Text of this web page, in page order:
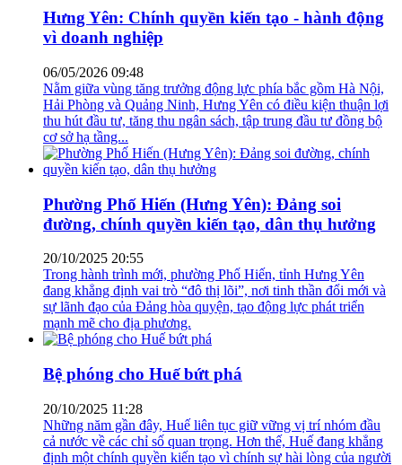
06/05/2026 09:48
Nằm giữa vùng tăng trưởng động lực phía bắc gồm Hà Nội,
thu hút đầu tư, tăng thu ngân sách, tập trung đầu tư đồng bộ
cơ sở hạ tầng...
Phường Phố Hiến (Hưng Yên): Đảng soi
đường, chính quyền kiến tạo, dân thụ hưởng
20/10/2025 20:55
Trong hành trình mới, phường Phố Hiến, tỉnh Hưng Yên
sự lãnh đạo của Đảng hòa quyện, tạo động lực phát triển
mạnh mẽ cho địa phương.
Bệ phóng cho Huế bứt phá
Những năm gần đây, Huế liên tục giữ vững vị trí nhóm đầu
định một chính quyền kiến tạo vì chính sự hài lòng của người
dân và doanh nghiệp.